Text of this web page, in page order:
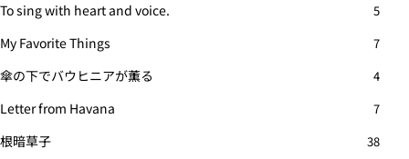
To sing with heart and voice. 5
My Favorite Things 7
傘の下でバウヒニアが薫る 4
Letter from Havana 7
根暗草子 38